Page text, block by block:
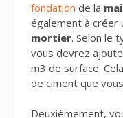
fondation de la
également à créer
mortier. Selon le
vous devrez
m3 de surface.
de ciment que
Deuxièmement,